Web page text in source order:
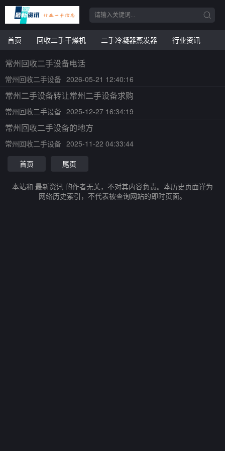
首页 回收二手干燥机 二手冷凝器蒸发器 行业资讯
常州回收二手设备电话
常州回收二手设备 2026-05-21 12:40:16
常州二手设备转让常州二手设备求购
常州回收二手设备 2025-12-27 16:34:19
常州回收二手设备的地方
常州回收二手设备 2025-11-22 04:33:44
首页
尾页
本站和 最新资讯 的作者无关，不对其内容负责。本历史页面谨为
网络历史索引，不代表被查询网站的即时页面。